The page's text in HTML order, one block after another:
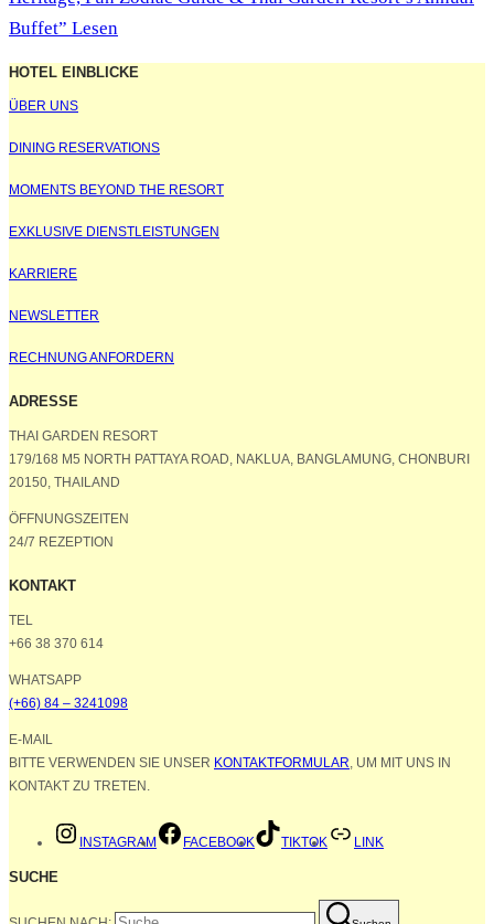
Buffet” Lesen
HOTEL EINBLICKE
ÜBER UNS
DINING RESERVATIONS
MOMENTS BEYOND THE RESORT
EXKLUSIVE DIENSTLEISTUNGEN
KARRIERE
NEWSLETTER
RECHNUNG ANFORDERN
ADRESSE
THAI GARDEN RESORT
179/168 M5 NORTH PATTAYA ROAD, NAKLUA, BANGLAMUNG, CHONBURI
20150, THAILAND
ÖFFNUNGSZEITEN
24/7 REZEPTION
KONTAKT
TEL
+66 38 370 614
WHATSAPP
(+66) 84 – 3241098
E-MAIL
BITTE VERWENDEN SIE UNSER KONTAKTFORMULAR, UM MIT UNS IN
KONTAKT ZU TRETEN.
INSTAGRAM FACEBOOK TIKTOK LINK
SUCHE